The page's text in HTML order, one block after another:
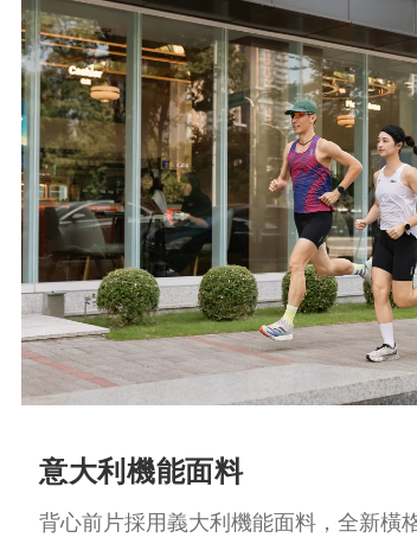
意大利機能面料
背心前片採用義大利機能面料，全新橫